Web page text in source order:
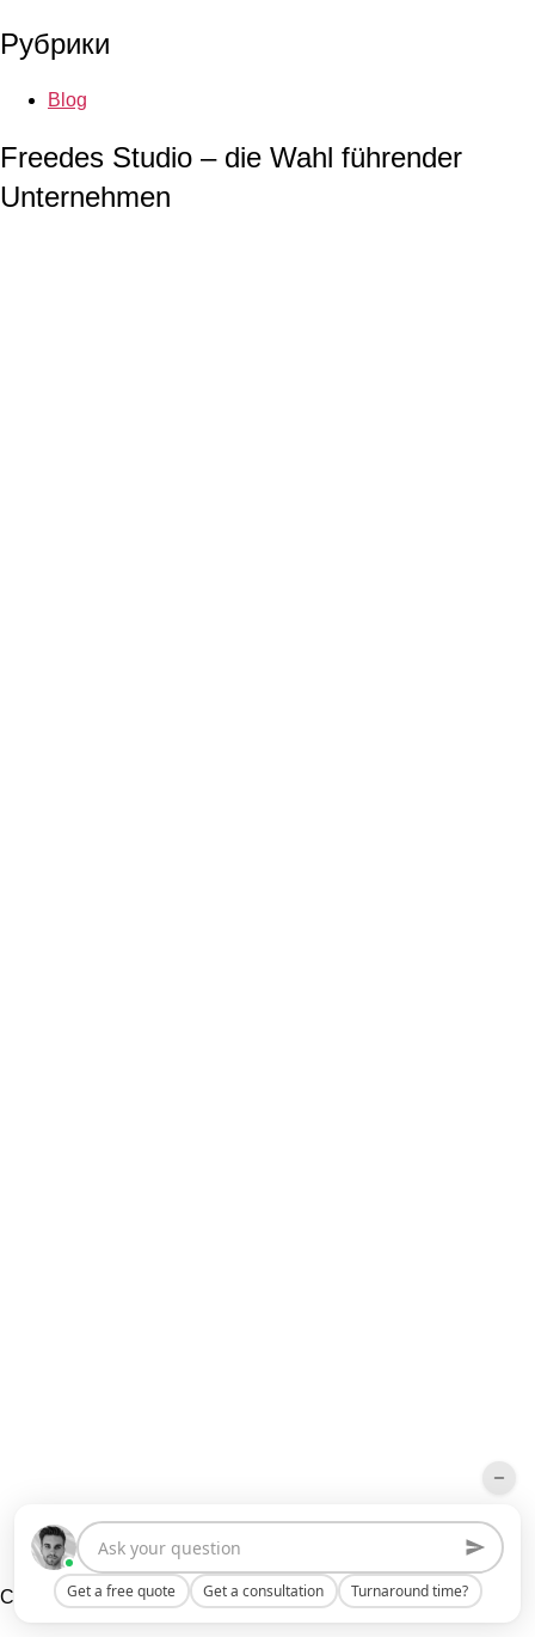
Рубрики
Blog
Freedes Studio – die Wahl führender
Unternehmen
Top Interior Design Company
Clutch 2024
Get a free quote Get a consultation Turnaround time?